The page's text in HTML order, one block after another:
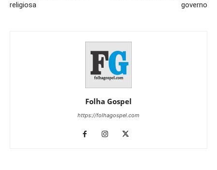
religiosa
governo
Folha Gospel
https://folhagospel.com